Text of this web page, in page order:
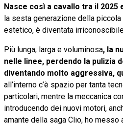
Nasce così a cavallo tra il 2025
la sesta generazione della
estetico, è diventata
Più lunga, larga e voluminosa, la
nelle linee, perdendo la pulizia
diventando molto aggressiva,
all’interno c’è spazio per tanta
particolari, mentre la meccanica
introducendo dei nuovi motori,
amante della saga Clio, ho messo